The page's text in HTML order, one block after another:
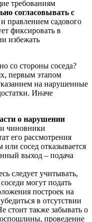
требованиям
согласовывать с
и правлением садового
фиксировать в
избежать
со стороны соседа?
первым этапом
на нарушенные
Иначе
о нарушении
чиновники
его рассмотрения
или сосед отказывается
выход – подача
следует учитывать,
могут подать
построек на
в отсутствии
стоит также забывать о
проведение